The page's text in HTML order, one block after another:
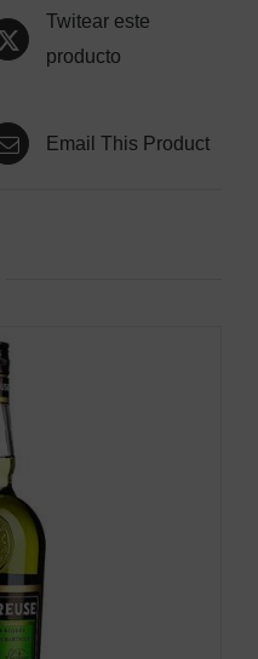
Twitear este
producto
Email This Product